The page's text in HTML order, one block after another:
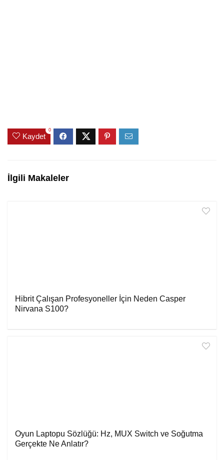
Kaydet
0
İlgili Makaleler
Hibrit Çalışan Profesyoneller İçin Neden Casper
Nirvana S100?
Oyun Laptopu Sözlüğü: Hz, MUX Switch ve Soğutma
Gerçekte Ne Anlatır?